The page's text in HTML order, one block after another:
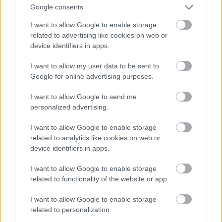
Google consents
I want to allow Google to enable storage
related to advertising like cookies on web or
device identifiers in apps.
I want to allow my user data to be sent to
Google for online advertising purposes.
I want to allow Google to send me
personalized advertising.
I want to allow Google to enable storage
related to analytics like cookies on web or
device identifiers in apps.
I want to allow Google to enable storage
related to functionality of the website or app.
I want to allow Google to enable storage
related to personalization.
“Euronews” kanālā “YouTube” šeit:
Uz Franciska bēru ceremoniju pulcējas 140 000
cilvēku
Kā vēsta LETA šodienpulksten 10.54
Atcelt Ziņot